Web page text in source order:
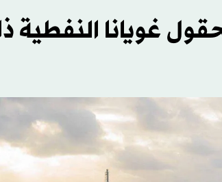
غويانا النفطية